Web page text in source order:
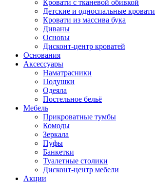
Кровати с тканевой обивкой
Детские и односпальные кровати
Кровати из массива бука
Диваны
Основы
Дисконт-центр кроватей
Основания
Аксессуары
Наматрасники
Подушки
Одеяла
Постельное бельё
Мебель
Прикроватные тумбы
Комоды
Зеркала
Пуфы
Банкетки
Туалетные столики
Дисконт-центр мебели
Акции